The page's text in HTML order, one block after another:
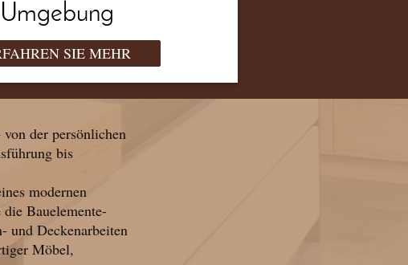
Umgebung
SIE MEHR
der persönlichen
bis
modernen
Bauelemente-
und Deckenarbeiten
Möbel,